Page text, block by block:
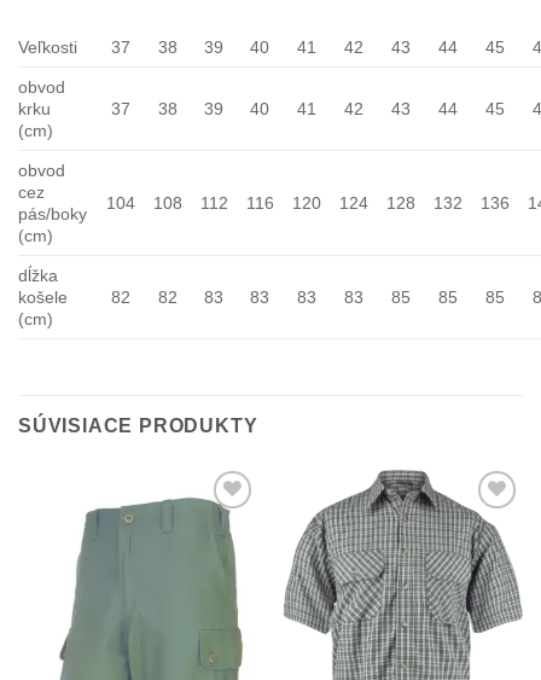
Veľkosti 37 38 39 40 41 42 43 44 45
obvod
krku
(cm)
37 38 39 40 41 42 43 44 45
obvod
cez
pás/boky
(cm)
104 108 112 116 120 124 128 132 136
dĺžka
košele
(cm)
82 82 83 83 83 83 85 85 85
SÚVISIACE PRODUKTY
Add to
Wishlist
Add to
Wishlist